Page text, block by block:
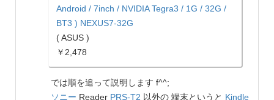
Android / 7inch / NVIDIA Tegra3 / 1G / 32G /
BT3 ) NEXUS7-32G
( ASUS )
￥2,478
では順を追って説明します f^^;
ソニー Reader PRS-T2 以外の 端末というと Kindle